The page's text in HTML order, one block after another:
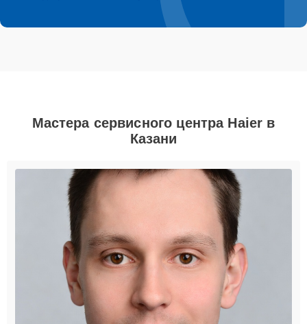
Мастера сервисного центра Haier в
Казани